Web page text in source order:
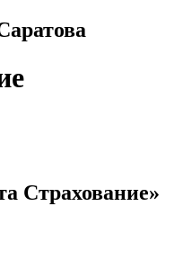
Страхование»